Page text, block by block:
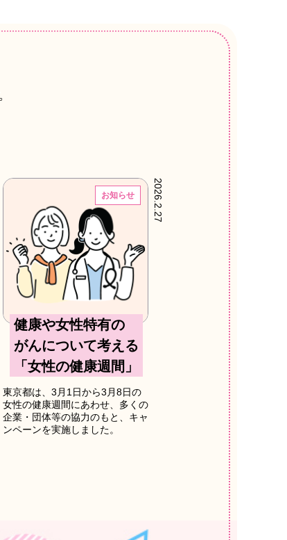
お知らせ
健康や女性特有の
がんについて考える
「女性の健康週間」
東京都は、3月1日から3月8日の
女性の健康週間にあわせ、多くの
企業・団体等の協力のもと、キャ
ンペーンを実施しました。
2026.2.27